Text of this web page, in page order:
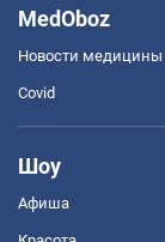
MedOboz
Новости медицины
Covid
Шоу
Афиша